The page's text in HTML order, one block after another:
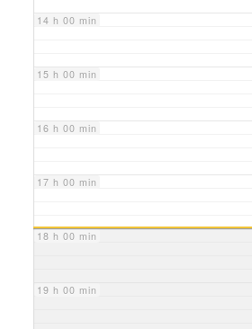
14 h 00 min
15 h 00 min
16 h 00 min
17 h 00 min
18 h 00 min
19 h 00 min